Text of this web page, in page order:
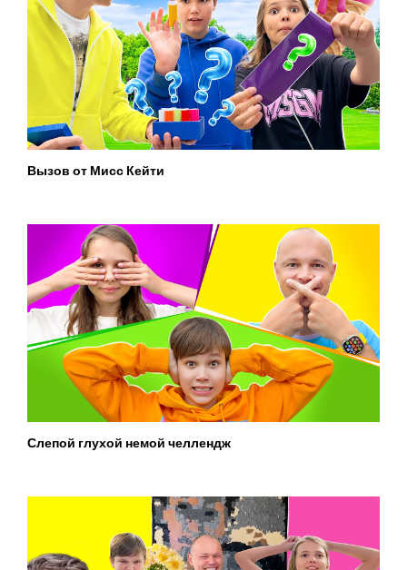
Вызов от Мисс Кейти
Слепой глухой немой челлендж